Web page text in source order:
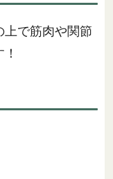
上で筋肉や関節